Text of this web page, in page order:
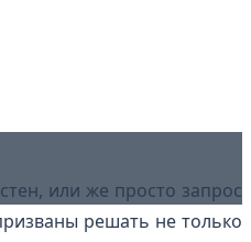
или же просто запрос
решать не только